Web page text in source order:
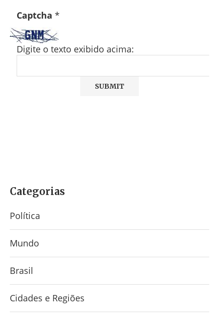
Captcha *
Digite o texto exibido acima:
Categorias
Política
Mundo
Brasil
Cidades e Regiões